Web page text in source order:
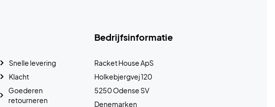
Bedrijfsinformatie
Racket House ApS
Holkebjergvej 120
5250 Odense SV
Denemarken
Snelle levering
Klacht
Goederen
retourneren